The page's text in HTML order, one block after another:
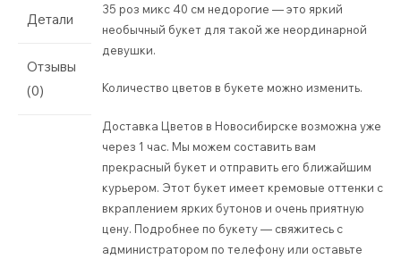
Детали
Отзывы
(0)
35 роз микс 40 см недорогие — это яркий
необычный букет для такой же неординарной
девушки.
Количество цветов в букете можно изменить.
Доставка Цветов в Новосибирске возможна уже
через 1 час. Мы можем составить вам
прекрасный букет и отправить его ближайшим
курьером. Этот букет имеет кремовые оттенки с
вкраплением ярких бутонов и очень приятную
цену. Подробнее по букету — свяжитесь с
администратором по телефону или оставьте